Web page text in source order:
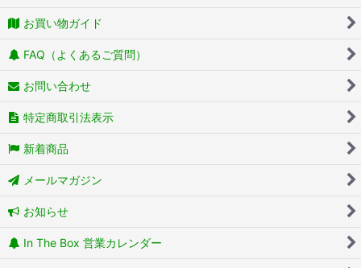
お買い物ガイド
FAQ（よくあるご質問）
お問い合わせ
特定商取引法表示
新着商品
メールマガジン
お知らせ
In The Box 営業カレンダー